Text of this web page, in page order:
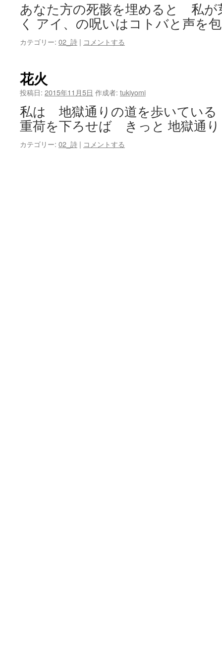
あなた方の死骸を埋めると 私が
く アイ、の呪いはコトバと声を
カテゴリー: 02_詩 | コメントする
花火
投稿日: 2015年11月5日 作成者: tukiyomi
私は 地獄通りの道を歩いている
重荷を下ろせば きっと 地獄通
カテゴリー: 02_詩 | コメントする